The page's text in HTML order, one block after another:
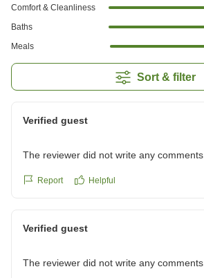
Comfort & Cleanliness
Baths
Meals
Sort & filter
Verified guest
The reviewer did not write any comments.
Report Helpful
Verified guest
The reviewer did not write any comments.